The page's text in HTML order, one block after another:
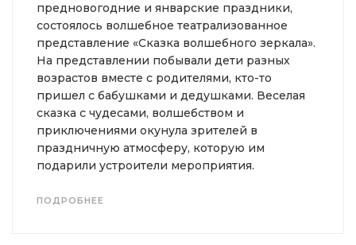
предновогодние и январские праздники,
состоялось волшебное театрализованное
представление «Сказка волшебного зеркала».
На представлении побывали дети разных
возрастов вместе с родителями, кто-то
пришел с бабушками и дедушками. Веселая
сказка с чудесами, волшебством и
приключениями окунула зрителей в
праздничную атмосферу, которую им
подарили устроители мероприятия.
ПОДРОБНЕЕ